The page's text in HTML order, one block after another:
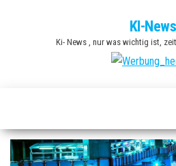
KI-News
Ki- News , nur was wichtig ist,